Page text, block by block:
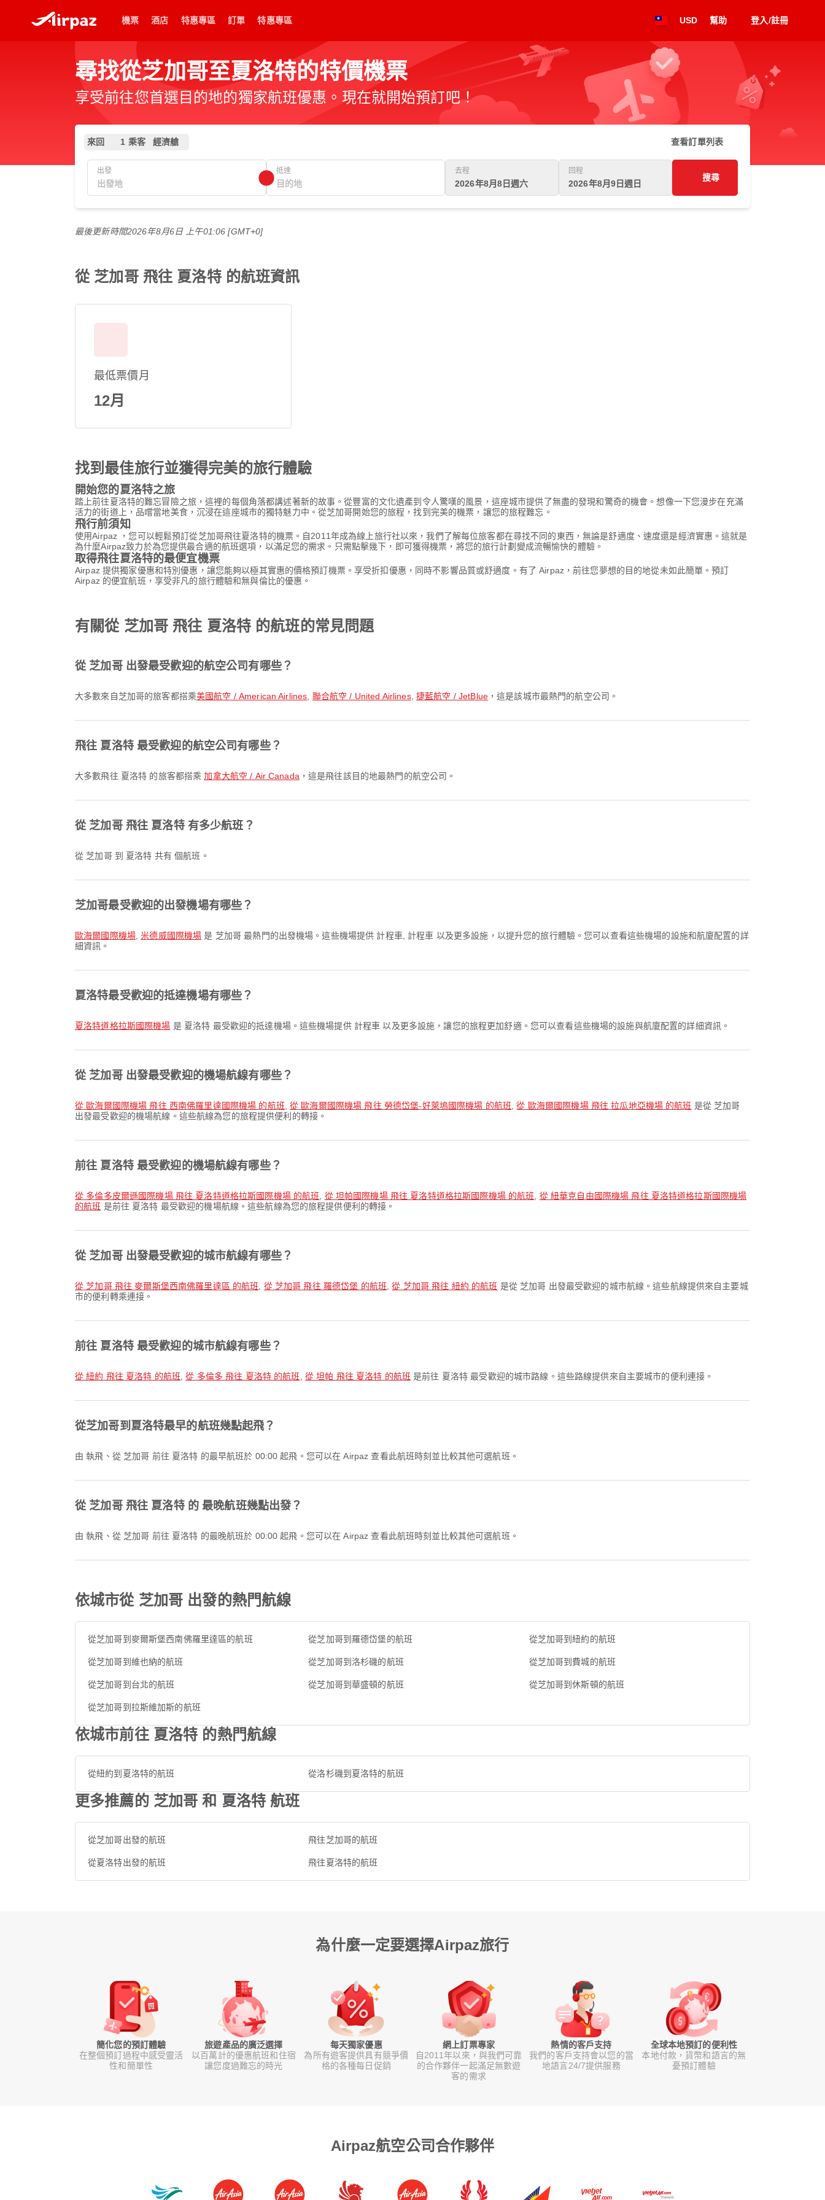
機票 酒店 特惠專區 訂單 特惠專區 USD 幫助 登入/註冊
尋找從芝加哥至夏洛特的特價機票
享受前往您首選目的地的獨家航班優惠。現在就開始預訂吧！
來回 1 乘客 經濟艙 查看訂單列表
出發 抵達 去程
2026年8月8日週六
回程
2026年8月9日週日
搜尋
最後更新時間2026年8月6日 上午01:06 [GMT+0]
從 芝加哥 飛往 夏洛特 的航班資訊
最低票價月
12月
找到最佳旅行並獲得完美的旅行體驗
開始您的夏洛特之旅
踏上前往夏洛特的難忘冒險之旅，這裡的每個角落都講述著新的故事。從豐富的文化遺產到令人驚嘆的風景，這座城市提供了無盡的發現和驚奇的機會。想像一下您漫步在充滿
活力的街道上，品嚐當地美食，沉浸在這座城市的獨特魅力中。從芝加哥開始您的旅程，找到完美的機票，讓您的旅程難忘。
飛行前須知
使用Airpaz ，您可以輕鬆預訂從芝加哥飛往夏洛特的機票。自2011年成為線上旅行社以來，我們了解每位旅客都在尋找不同的東西，無論是舒適度、速度還是經濟實惠。這就是
為什麼Airpaz致力於為您提供最合適的航班選項，以滿足您的需求。只需點擊幾下，即可獲得機票，將您的旅行計劃變成流暢愉快的體驗。
取得飛往夏洛特的最便宜機票
Airpaz 提供獨家優惠和特別優惠，讓您能夠以極其實惠的價格預訂機票。享受折扣優惠，同時不影響品質或舒適度。有了 Airpaz，前往您夢想的目的地從未如此簡單。預訂
Airpaz 的便宜航班，享受非凡的旅行體驗和無與倫比的優惠。
有關從 芝加哥 飛往 夏洛特 的航班的常見問題
從 芝加哥 出發最受歡迎的航空公司有哪些？
大多數來自芝加哥的旅客都搭乘美國航空 / American Airlines 聯合航空 / United Airlines, 捷藍航空 / JetBlue，這是該城市最熱門的航空公司。
飛往 夏洛特 最受歡迎的航空公司有哪些？
大多數飛往 夏洛特 的旅客都搭乘加拿大航空 / Air Canada ，這是飛往該目的地最熱門的航空公司。
從 芝加哥 飛往 夏洛特 有多少航班？
從 芝加哥 到 夏洛特 共有 個航班。
芝加哥最受歡迎的出發機場有哪些？
歐海爾國際機場,米德威國際機場 是 芝加哥 最熱門的出發機場。這些機場提供 計程車, 計程車 以及更多設施，以提升您的旅行體驗。您可以查看這些機場的設施和航廈配置的詳
細資訊。
夏洛特最受歡迎的抵達機場有哪些？
夏洛特道格拉斯國際機場 是 夏洛特 最受歡迎的抵達機場。這些機場提供 計程車 以及更多設施，讓您的旅程更加舒適。您可以查看這些機場的設施與航廈配置的詳細資訊。
從 芝加哥 出發最受歡迎的機場航線有哪些？
從 歐海爾國際機場 飛往 西南佛羅里達國際機場 的航班 ,從 歐海爾國際機場 飛往 勞德岱堡-好萊塢國際機場 的航班 ,從 歐海爾國際機場 飛往 拉瓜地亞機場 的航班 是從 芝加哥
出發最受歡迎的機場航線。這些航線為您的旅程提供便利的轉接。
前往 夏洛特 最受歡迎的機場航線有哪些？
從 多倫多皮爾遜國際機場 飛往 夏洛特道格拉斯國際機場 的航班 從 坦帕國際機場 飛往 夏洛特道格拉斯國際機場 的航班
從 紐華克自由國際機場 飛往 夏洛特道格拉斯國際機場
的航班 是前往 夏洛特 最受歡迎的機場航線。這些航線為您的旅程提供便利的轉接。
從 芝加哥 出發最受歡迎的城市航線有哪些？
從 芝加哥 飛往 麥爾斯堡西南佛羅里達區 的航班 從 芝加哥 飛往 羅德岱堡 的航班 ,從 芝加哥 飛往 紐約 的航班 是從 芝加哥 出發最受歡迎的城市航線。這些航線提供來自主要城
市的便利轉乘連接。
前往 夏洛特 最受歡迎的城市航線有哪些？
從 紐約 飛往 夏洛特 的航班 ,從 多倫多 飛往 夏洛特 的航班 從 坦帕 飛往 夏洛特 的航班 是前往 夏洛特 最受歡迎的城市路線。這些路線提供來自主要城市的便利連接。
從芝加哥到夏洛特最早的航班幾點起飛？
由 執飛、從 芝加哥 前往 夏洛特 的最早航班於 00:00 起飛。您可以在 Airpaz 查看此航班時刻並比較其他可選航班。
從 芝加哥 飛往 夏洛特 的 最晚航班幾點出發？
由 執飛、從 芝加哥 前往 夏洛特 的最晚航班於 00:00 起飛。您可以在 Airpaz 查看此航班時刻並比較其他可選航班。
依城市從 芝加哥 出發的熱門航線
從芝加哥到麥爾斯堡西南佛羅里達區的航班 從芝加哥到羅德岱堡的航班 從芝加哥到紐約的航班
從芝加哥到維也納的航班 從芝加哥到洛杉磯的航班 從芝加哥到費城的航班
從芝加哥到台北的航班 從芝加哥到華盛頓的航班 從芝加哥到休斯頓的航班
從芝加哥到拉斯維加斯的航班
依城市前往 夏洛特 的熱門航線
從紐約到夏洛特的航班 從洛杉磯到夏洛特的航班
更多推薦的 芝加哥 和 夏洛特 航班
從芝加哥出發的航班
從夏洛特出發的航班
飛往芝加哥的航班
飛往夏洛特的航班
為什麼一定要選擇Airpaz旅行
簡化您的預訂體驗
在整個預訂過程中感受靈活
性和簡單性
旅遊產品的廣泛選擇
以百萬計的優惠航班和住宿
讓您度過難忘的時光
每天獨家優惠
為所有遊客提供具有競爭價
格的各種每日促銷
網上訂票專家
自2011年以來，與我們可靠
的合作夥伴一起滿足無數遊
客的需求
熱情的客戶支持
我們的客戶支持會以您的當
地語言24/7提供服務
全球本地預訂的便利性
本地付款，貨幣和語言的無
憂預訂體驗
Airpaz航空公司合作夥伴